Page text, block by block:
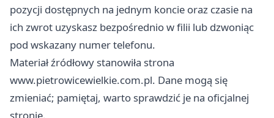
pozycji dostępnych na jednym koncie oraz czasie na
ich zwrot uzyskasz bezpośrednio w filii lub dzwoniąc
pod wskazany numer telefonu.
Materiał źródłowy stanowiła strona
www.pietrowicewielkie.com.pl. Dane mogą się
zmieniać; pamiętaj, warto sprawdzić je na oficjalnej